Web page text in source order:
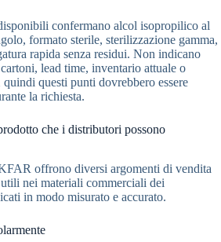
confermano alcol isopropilico al
formato sterile, sterilizzazione gamma,
rapida senza residui. Non indicano
lead time, inventario attuale o
questi punti dovrebbero essere
la richiesta.
che i distributori possono
offrono diversi argomenti di vendita
nei materiali commerciali dei
in modo misurato e accurato.